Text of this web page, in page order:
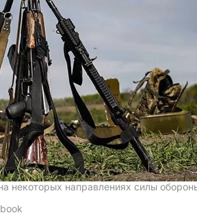
некоторых направлениях силы